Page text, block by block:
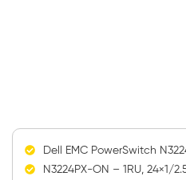
Dell EMC PowerSwitch
N3224PX-ON – 1RU, 24×1/